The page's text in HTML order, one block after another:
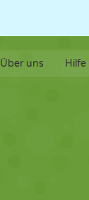
Über uns Hilfe